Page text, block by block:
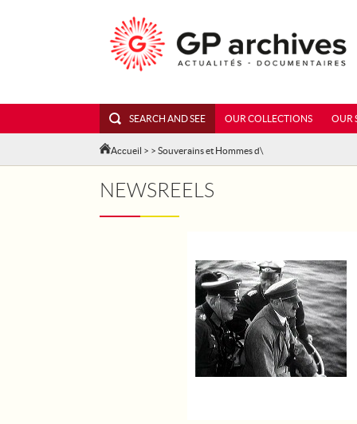
SEARCH AND SEE OUR COLLECTIONS OUR
Accueil > > Souverains et Hommes d\
NEWSREELS